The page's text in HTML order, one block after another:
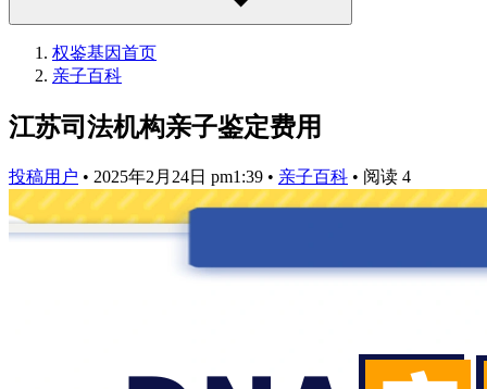
权鉴基因首页
亲子百科
江苏司法机构亲子鉴定费用
投稿用户 • 2025年2月24日 pm1:39 • 亲子百科 • 阅读 4